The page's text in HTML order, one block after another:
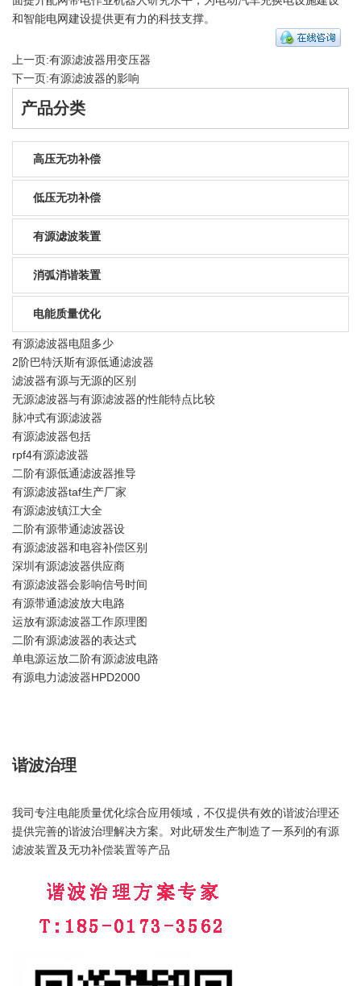
和智能电网建设提供更有力的科技支撑。
上一页:有源滤波器用变压器
下一页:有源滤波器的影响
产品分类
高压无功补偿
低压无功补偿
有源滤波装置
消弧消谐装置
电能质量优化
有源滤波器电阻多少
2阶巴特沃斯有源低通滤波器
滤波器有源与无源的区别
无源滤波器与有源滤波器的性能特点比较
脉冲式有源滤波器
有源滤波器包括
rpf4有源滤波器
二阶有源低通滤波器推导
有源滤波器taf生产厂家
有源滤波镇江大全
二阶有源带通滤波器设
有源滤波器和电容补偿区别
深圳有源滤波器供应商
有源滤波器会影响信号时间
有源带通滤波放大电路
运放有源滤波器工作原理图
二阶有源滤波器的表达式
单电源运放二阶有源滤波电路
有源电力滤波器HPD2000
谐波治理
我司专注电能质量优化综合应用领域，不仅提供有效的谐波治理还
提供完善的谐波治理解决方案。对此研发生产制造了一系列的有源
滤波装置及无功补偿装置等产品